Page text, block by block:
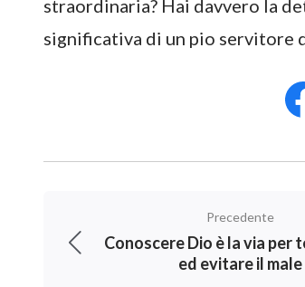
straordinaria? Hai davvero la
significativa di un pio servitore
Precedente
Conoscere Dio è la via per
ed evitare il male